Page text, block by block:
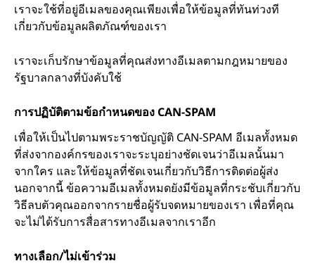
เราจะใช้ที่อยู่อีเมลของคุณเพียงเพื่อให้ข้อมูลที่ทันท่วงที
เกี่ยวกับข้อมูลผลิตภัณฑ์ของเรา
เราจะเก็บรักษาข้อมูลที่คุณส่งทางอีเมลตามกฎหมายของ
รัฐบาลกลางที่บังคับใช้
การปฏิบัติตามข้อกำหนดของ CAN-SPAM
เพื่อให้เป็นไปตามพระราชบัญญัติ CAN-SPAM อีเมลทั้งหมด
ที่ส่งจากองค์กรของเราจะระบุอย่างชัดเจนว่าอีเมลนั้นมา
จากใคร และให้ข้อมูลที่ชัดเจนเกี่ยวกับวิธีการติดต่อผู้ส่ง
นอกจากนี้ ข้อความอีเมลทั้งหมดยังมีข้อมูลที่กระชับเกี่ยวกับ
วิธีลบตัวคุณออกจากรายชื่อผู้รับจดหมายของเรา เพื่อที่คุณ
จะไม่ได้รับการสื่อสารทางอีเมลจากเราอีก
ทางเลือก/ไม่เข้าร่วม